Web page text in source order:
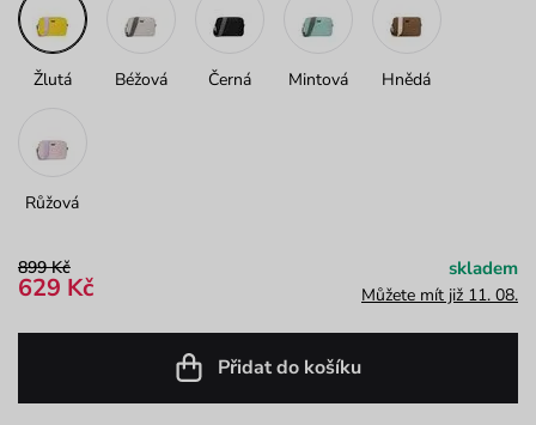
Žlutá Béžová Černá Mintová Hnědá
Růžová
899 Kč
629 Kč
skladem
Můžete mít již 11. 08.
Přidat do košíku